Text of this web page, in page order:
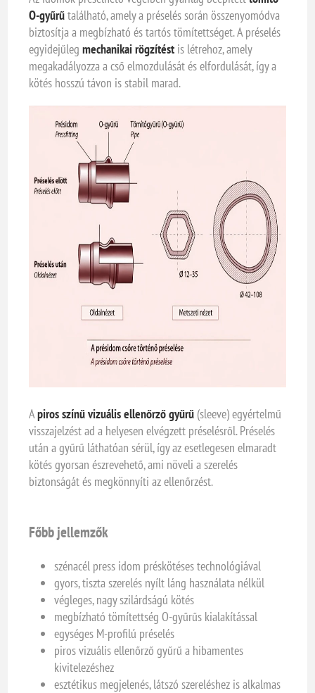
O-gyűrűtalálható, amely a préselés során összenyomódva
biztosítja a megbízható és tartós tömítettséget. A préselés
egyidejűlegmechanikai rögzítést is létrehoz, amely
megakadályozza a cső elmozdulását és elfordulását, így a
kötés hosszú távon is stabil marad.
Apiros színű vizuális ellenőrző gyűrű (sleeve) egyértelmű
visszajelzést ad a helyesen elvégzett préselésről. Préselés
után a gyűrű láthatóan sérül, így az esetlegesen elmaradt
kötés gyorsan észrevehető, ami növeli a szerelés
biztonságát és megkönnyíti az ellenőrzést.
Főbb jellemzők
szénacél press idom préskötéses technológiával
gyors, tiszta szerelés nyílt láng használata nélkül
végleges, nagy szilárdságú kötés
megbízható tömítettség O-gyűrűs kialakítással
egységes M-profilú préselés
piros vizuális ellenőrző gyűrű a hibamentes
kivitelezéshez
esztétikus megjelenés, látszó szereléshez is alkalmas